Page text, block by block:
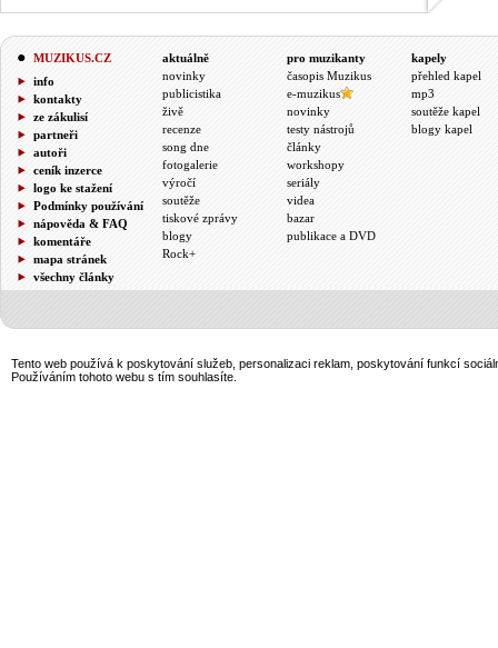
MUZIKUS.CZ
info
kontakty
ze zákulisí
partneři
autoři
ceník inzerce
logo ke stažení
Podmínky používání
nápověda & FAQ
komentáře
mapa stránek
všechny články
aktuálně
novinky
publicistika
živě
recenze
song dne
fotogalerie
výročí
soutěže
tiskové zprávy
blogy
Rock+
pro muzikanty
časopis Muzikus
e-muzikus
novinky
testy nástrojů
články
workshopy
seriály
videa
bazar
publikace a DVD
kapely
přehled kapel
mp3
soutěže kapel
blogy kapel
Tento web používá k poskytování služeb, personalizaci reklam, poskytování funkcí
Používáním tohoto webu s tím souhlasíte.